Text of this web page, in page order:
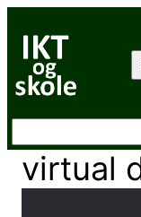
innhold
virtual